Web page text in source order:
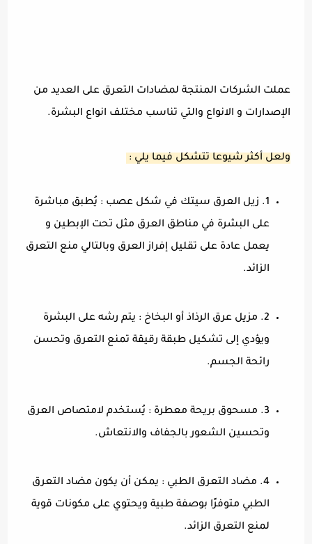
عملت الشركات المنتجة لمضادات التعرق على العديد من
الإصدارات و الانواع والتي تناسب مختلف انواع البشرة.
ولعل أكثر شيوعا تتشكل فيما يلي :
1. زيل العرق سيتك في شكل عصب : يُطبق مباشرة
على البشرة في مناطق العرق مثل تحت الإبطين و
يعمل عادة على تقليل إفراز العرق وبالتالي منع التعرق
الزائد.
2. مزيل عرق الرذاذ أو البخاخ : يتم رشه على البشرة
ويؤدي إلى تشكيل طبقة رقيقة تمنع التعرق وتحسن
رائحة الجسم.
3. مسحوق بريحة معطرة : يُستخدم لامتصاص العرق
وتحسين الشعور بالجفاف والانتعاش.
4. مضاد التعرق الطبي : يمكن أن يكون مضاد التعرق
الطبي متوفرًا بوصفة طبية ويحتوي على مكونات قوية
لمنع التعرق الزائد.